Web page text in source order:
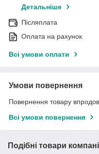
Детальніше
Післяплата
Оплата на рахунок
Всі умови оплати
Умови повернення
Повернення товару
Всі умови повернення
Подібні товари